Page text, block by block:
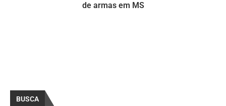
de armas em MS
BUSCA